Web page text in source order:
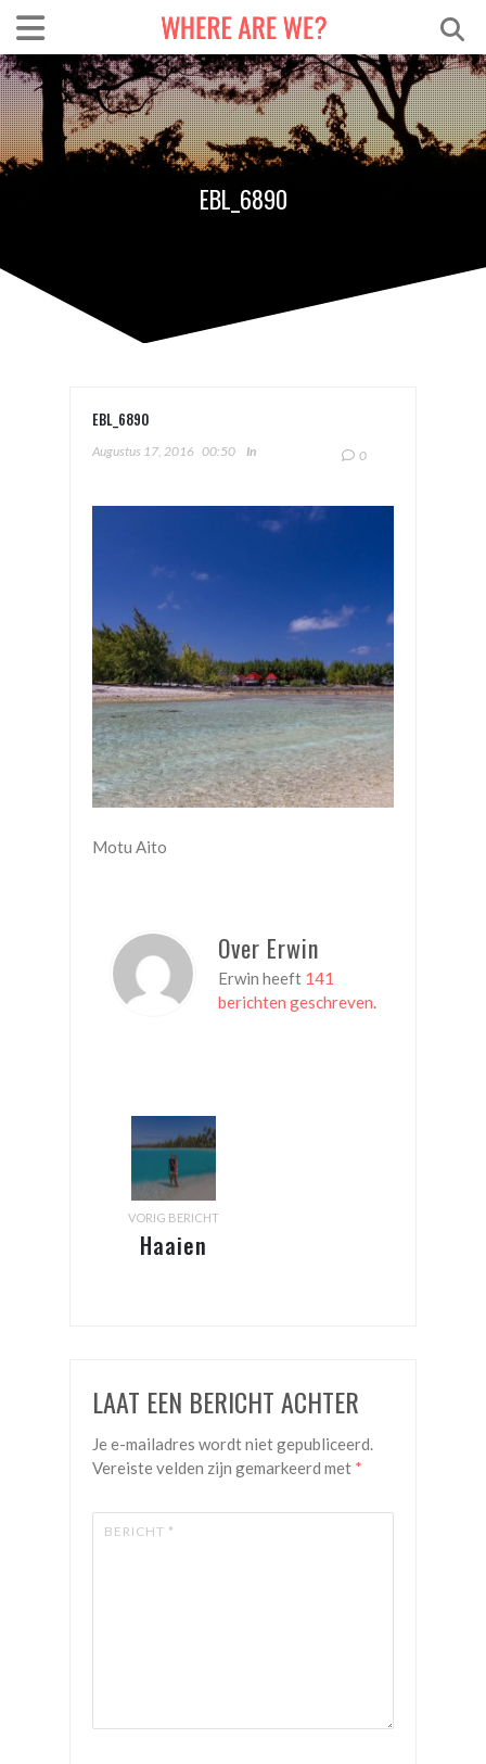
EBL_6890
EBL_6890
Augustus 17, 2016 00:50 In 0
Motu Aito
Over Erwin
Erwin heeft 141
berichten geschreven.
VORIG BERICHT
Haaien
LAAT EEN BERICHT ACHTER
Je e-mailadres wordt niet gepubliceerd.
Vereiste velden zijn gemarkeerd met *